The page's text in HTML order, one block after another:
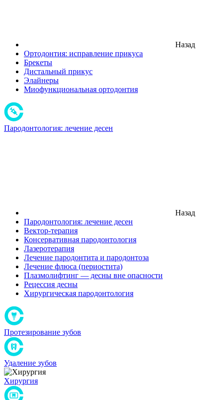
Назад
Ортодонтия: исправление прикуса
Брекеты
Дистальный прикус
Элайнеры
Миофункциональная ортодонтия
Пародонтология: лечение десен
Назад
Пародонтология: лечение десен
Вектор-терапия
Консервативная пародонтология
Лазеротерапия
Лечение пародонтита и пародонтоза
Лечение флюса (периостита)
Плазмолифтинг — десны вне опасности
Рецессия десны
Хирургическая пародонтология
Протезирование зубов
Удаление зубов
Хирургия